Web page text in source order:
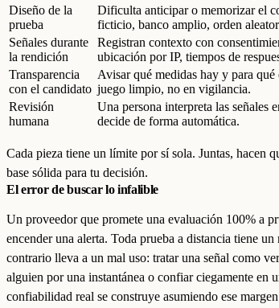
Diseño de la
prueba
Dificulta anticipar o memorizar el
ficticio, banco amplio, orden
Señales durante
la rendición
Registran contexto con
ubicación por IP, tiempos de
Transparencia
con el candidato
Avisar qué medidas hay y para
juego limpio, no en vigilancia.
Revisión
humana
Una persona interpreta las señales
decide de forma automática.
Cada pieza tiene un límite por sí sola. Juntas, hacen
base sólida para tu decisión.
El error de buscar lo infalible
Un proveedor que promete una evaluación 100% a
encender una alerta. Toda prueba a distancia tiene
contrario lleva a un mal uso: tratar una señal como
alguien por una instantánea o confiar ciegamente en
confiabilidad real se construye asumiendo ese